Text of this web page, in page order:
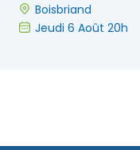
Boisbriand
Jeudi 6 Août 20h